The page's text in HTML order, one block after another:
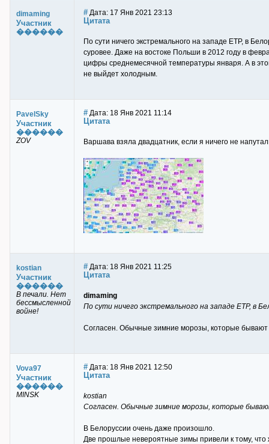
dimaming
Участник
������
# Дата: 17 Янв 2021 23:13
Цитата
По сути ничего экстремального на западе ЕТР, в
суровее. Даже на востоке Польши в 2012 году в
цифры среднемесячной температуры января. А в
не выйдет холодным.
PavelSky
Участник
������
ZOV
# Дата: 18 Янв 2021 11:14
Цитата
Варшава взяла двадцатник, если я ничего не
kostian
Участник
������
В печали. Нет
бессмысленной
войне!
# Дата: 18 Янв 2021 11:25
Цитата
dimaming
По сути ничего экстремального на западе ЕТР, в
Согласен. Обычные зимние морозы, которые бывают
Vova97
Участник
������
MINSK
# Дата: 18 Янв 2021 12:50
Цитата
kostian
Согласен. Обычные зимние морозы, которые
В Белоруссии очень даже произошло.
Две прошлые невероятные зимы привели к тому,